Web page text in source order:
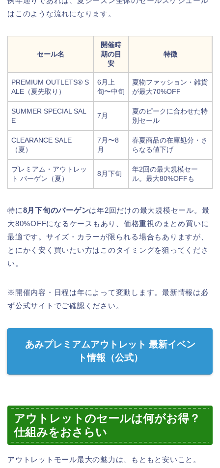
はこのような流れになります。
セール名
開催時
期の目
安
特徴
PREMIUM OUTLETS® S
ALE（夏先取り）
6月上
旬〜中旬
夏物ファッション・雑貨
が最大70%OFF
SUMMER SPECIAL SAL
E
7月
夏のピークに合わせた特
別セール
CLEARANCE SALE
（夏）
7月〜8
月
春夏商品の在庫処分・さ
らなる値下げ
プレミアム・アウトレッ
ト バーゲン（夏）
8月下旬
年2回の最大規模セー
ル。最大80%OFFも
特に8月下旬のバーゲンは年2回だけの最大規模セール。最
大80%OFFになるケースもあり、価格重視のまとめ買いに
最適です。サイズ・カラーが限られる場合もありますが、
とにかく安く買いたい方はこのタイミングを狙ってくださ
い。
※開催内容・日程は年によって変動します。最新情報は必
ず公式サイトでご確認ください。
あみプレミアムアウトレット 最新イベン
ト情報（公式）
アウトレットのセールは何がお得？
仕組みをおさらい
アウトレットモール最大の魅力は、もともと安いこと。